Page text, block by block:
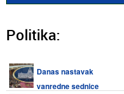
Politika:
Danas nastavak
vanredne sednice